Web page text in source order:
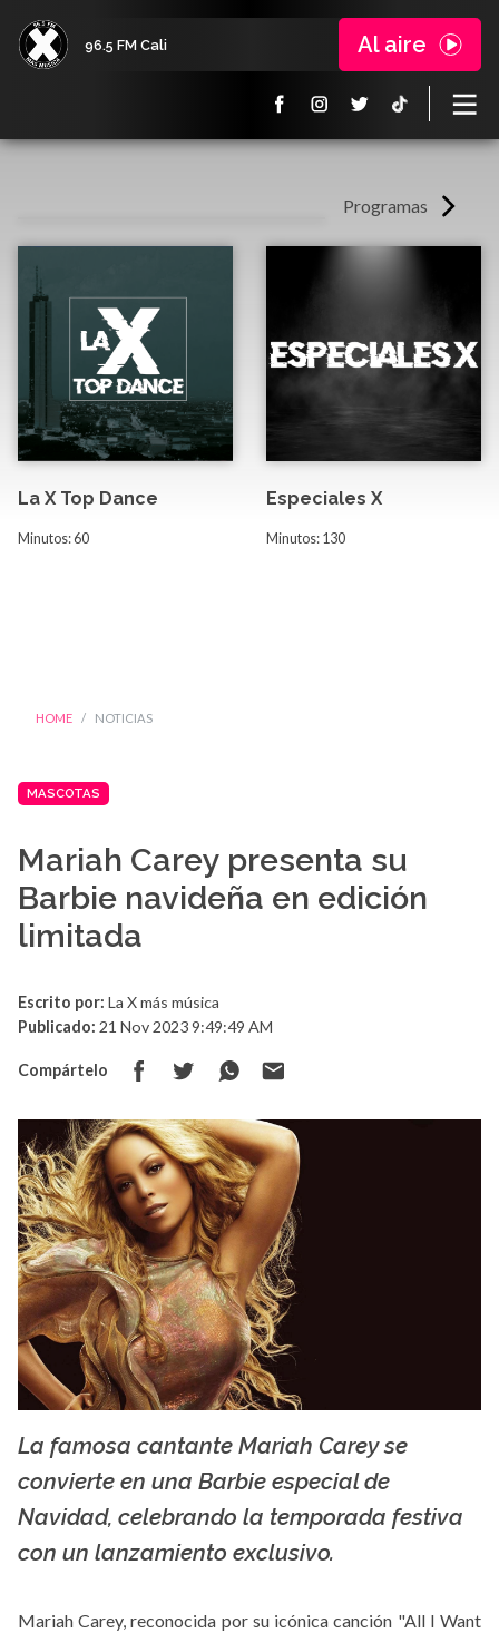
96.5 FM Cali Al aire
Programas
La X Top Dance
Minutos: 60
Especiales X
Minutos: 130
HOME NOTICIAS
MASCOTAS
Mariah Carey presenta su
Barbie navideña en edición
limitada
Escrito por: La X más música
Publicado: 21 Nov 2023 9:49:49 AM
Compártelo
La famosa cantante Mariah Carey se
convierte en una Barbie especial de
Navidad, celebrando la temporada festiva
con un lanzamiento exclusivo.
Mariah Carey, reconocida por su icónica canción "All I Want